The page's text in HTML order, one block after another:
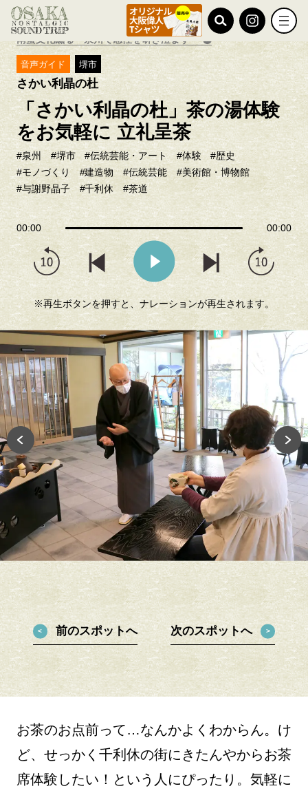
TOP おすすめ特集
南蛮文化薫る 泉州で感性を研ぎ澄ます
音声ガイド 堺市
さかい利晶の杜
「さかい利晶の杜」茶の湯体験
をお気軽に 立礼呈茶
#泉州 #堺市 #伝統芸能・アート #体験
#歴史
#モノづくり
#建造物 #伝統芸能
#美術館・博物館
#与謝野晶子
#千利休 #茶道
00:00 00:00
※再生ボタンを押すと、ナレーションが再生されます。
前のスポットへ 次のスポットへ
お茶のお点前って…なんかよくわからん。け
ど、せっかく千利休の街にきたんやからお茶
席体験したい！という人にぴったり。気軽に